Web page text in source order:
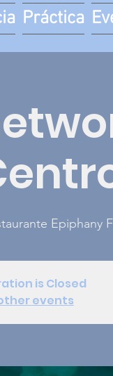
Práctica
Epiphany
is Closed
events